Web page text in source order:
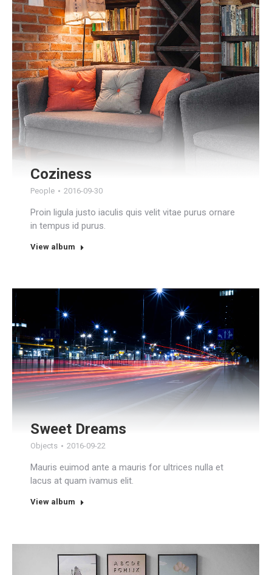
Coziness
People 2016-09-30
Proin ligula justo iaculis quis velit vitae purus ornare
in tempus id purus.
View album
Sweet Dreams
Objects 2016-09-22
Mauris euimod ante a mauris for ultrices nulla et
lacus at quam ivamus elit.
View album